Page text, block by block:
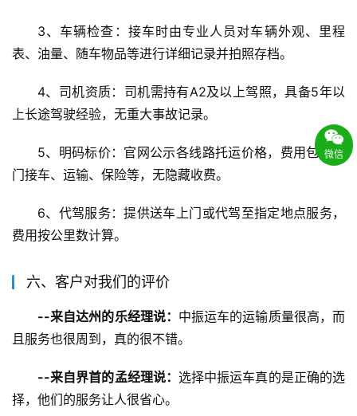
3、车辆检查：接车时由专业人员对车辆外观、里程
表、油量、随车物品等进行详细记录并拍照存档。
4、司机资质：司机需持有A2及以上驾照，具备5年以
上长途驾驶经验，无重大事故记录。
5、明码标价：官网公示各线路托运价格，费用包含上
门接车、运输、保险等，无隐藏收费。
6、代驾服务：提供送车上门或代驾至指定地点服务，
费用按公里数计算。
六、客户对我们的评价
--来自达州的乐经理说： 中振运车的运输质量很高，而
且服务也很周到，真的很不错。
--来自界首的孟经理说： 选择中振运车真的是正确的选
择，他们的服务让人很省心。
微信